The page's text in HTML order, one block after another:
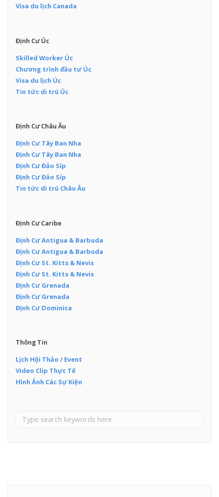
Visa du lịch Canada
Định Cư Úc
Skilled Worker Úc
Chương trình đầu tư Úc
Visa du lịch Úc
Tin tức di trú Úc
Định Cư Châu Âu
Định Cư Tây Ban Nha
Định Cư Tây Ban Nha
Định Cư Đảo Síp
Định Cư Đảo Síp
Tin tức di trú Châu Âu
Định Cư Caribe
Định Cư Antigua & Barbuda
Định Cư Antigua & Barbuda
Định Cư St. Kitts & Nevis
Định Cư St. Kitts & Nevis
Định Cư Grenada
Định Cư Grenada
Định Cư Dominica
Thông Tin
Lịch Hội Thảo / Event
Video Clip Thực Tế
Hình Ảnh Các Sự Kiện